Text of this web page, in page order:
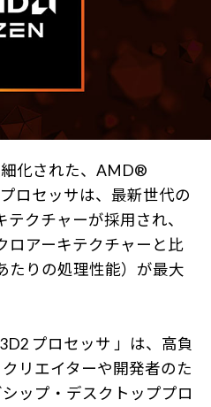
化された、AMD®
ロセッサは、最新世代の
テクチャーが採用され、
ロアーキテクチャーと比
たりの処理性能）が最大
プロセッサ 」は、高負
リエイターや開発者のた
ップ・デスクトッププロ